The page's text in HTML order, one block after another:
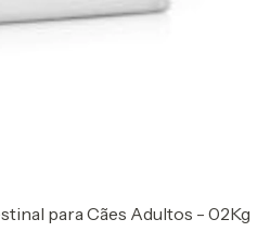
para Cães Adultos - 02Kg